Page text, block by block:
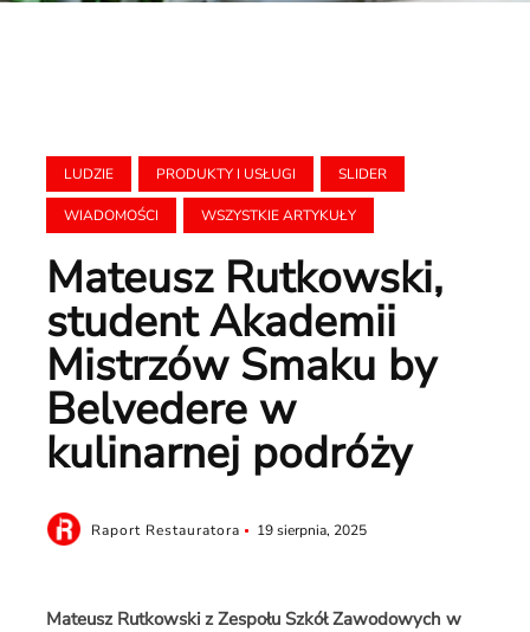
LUDZIE PRODUKTY I USŁUGI SLIDER
WIADOMOŚCI WSZYSTKIE ARTYKUŁY
Mateusz Rutkowski,
student Akademii
Mistrzów Smaku by
Belvedere w
kulinarnej podróży
Raport Restauratora 19 sierpnia, 2025
Mateusz Rutkowski z Zespołu Szkół Zawodowych w